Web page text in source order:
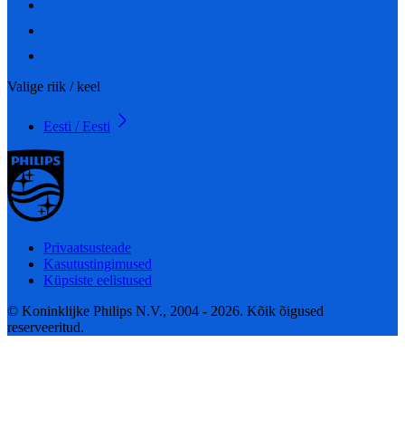
Valige riik / keel
Eesti / Eesti
Privaatsusteade
Kasutustingimused
Küpsiste eelistused
© Koninklijke Philips N.V., 2004 - 2026. Kõik õigused
reserveeritud.